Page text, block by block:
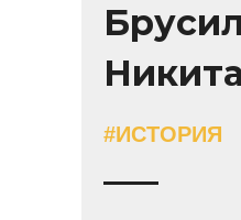
#ИСТОРИЯ
Никита